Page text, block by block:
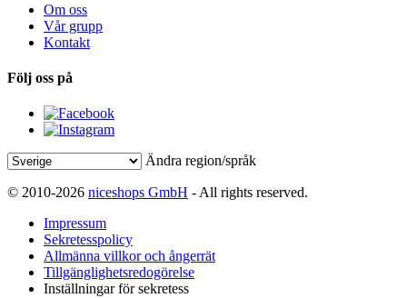
Om oss
Vår grupp
Kontakt
Följ oss på
Ändra region/språk
© 2010-2026 niceshops GmbH - All rights reserved.
Impressum
Sekretesspolicy
Allmänna villkor och ångerrät
Tillgänglighetsredogörelse
Inställningar för sekretess